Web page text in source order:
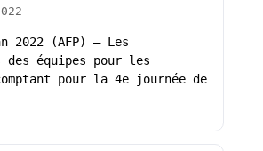
2022 (AFP) – Les
des équipes pour les
pour la 4e journée de